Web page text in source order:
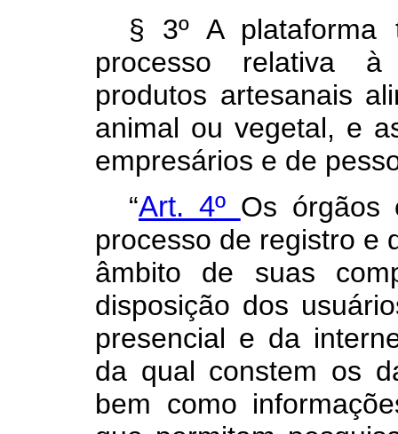
§ 3º A plataforma
processo relativa à
produtos artesanais
animal ou vegetal, e
empresários e de
“Art. 4º Os órgãos
processo de registro e
âmbito de suas
disposição dos
presencial e da
da qual constem os
bem como